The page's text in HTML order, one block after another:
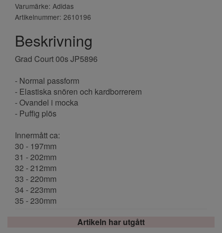
Varumärke: Adidas
Artikelnummer: 2610196
Beskrivning
Grad Court 00s JP5896
- Normal passform
- Elastiska snören och kardborrerem
- Ovandel i mocka
- Puffig plös
Innermått ca:
30 - 197mm
31 - 202mm
32 - 212mm
33 - 220mm
34 - 223mm
35 - 230mm
Artikeln har utgått